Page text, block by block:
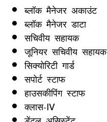
ब्लॉक मैनेजर अकाउंट
ब्लॉक मैनेजर डाटा
सचिवीय सहायक
जूनियर सचिवीय सहायक
सिक्योरिटी गार्ड
सपोर्ट स्टाफ
हाउसकीपिंग स्टाफ
क्लास-IV